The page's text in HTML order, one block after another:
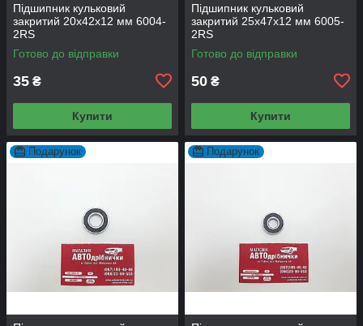
Підшипник кульковий
закритий 20х42х12 мм 6004-
2RS
Готово до відправки
35 ₴
Купити
Підшипник кульковий
закритий 25х47х12 мм 6005-
2RS
Готово до відправки
50 ₴
Купити
Подарунок Подарунок